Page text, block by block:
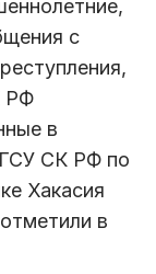
с
РФ
в
СК РФ по
Хакасия
в